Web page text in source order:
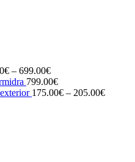
€ – 699.00€
799.00€
175.00€ – 205.00€